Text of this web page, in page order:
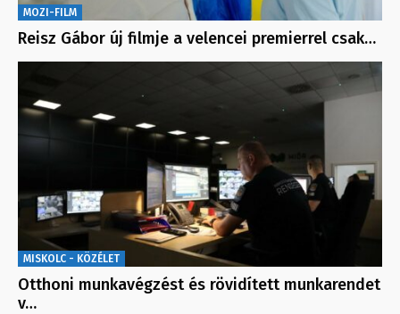
MOZI-FILM
Reisz Gábor új filmje a velencei premierrel csak…
MISKOLC - KÖZÉLET
Otthoni munkavégzést és rövidített munkarendet
v…